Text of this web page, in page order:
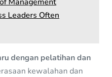
Leaders Often
dengan pelatihan dan
kewalahan dan